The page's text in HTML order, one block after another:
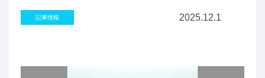
記事情報 2025.12.1